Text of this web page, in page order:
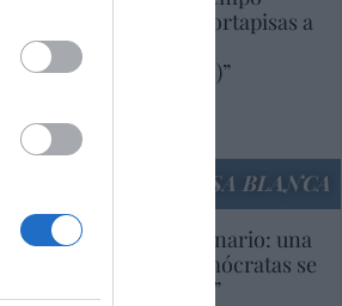
poniendo aranceles y cortapisas a
productos y compañías
americanas (y europeas)”
Artículos anteriores
LA CASA BLANCA
EEUU. Inquietante escenario: una
tercera parte de los demócratas se
define como “socialista”